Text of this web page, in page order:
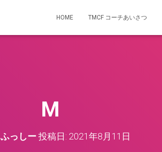
HOME TMCF コーチあいさつ
M
ふっしー投稿日: 2021年8月11日